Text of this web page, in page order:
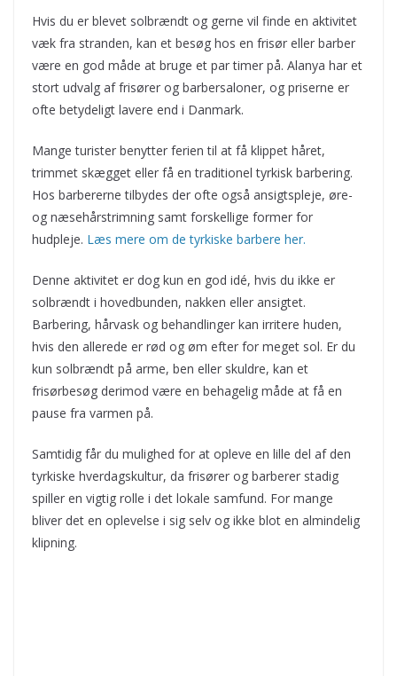
Hvis du er blevet solbrændt og gerne vil finde en aktivitet
væk fra stranden, kan et besøg hos en frisør eller barber
være en god måde at bruge et par timer på. Alanya har et
stort udvalg af frisører og barbersaloner, og priserne er
ofte betydeligt lavere end i Danmark.
Mange turister benytter ferien til at få klippet håret,
trimmet skægget eller få en traditionel tyrkisk barbering.
Hos barbererne tilbydes der ofte også ansigtspleje, øre-
og næsehårstrimning samt forskellige former for
hudpleje. Læs mere om de tyrkiske barbere her.
Denne aktivitet er dog kun en god idé, hvis du ikke er
solbrændt i hovedbunden, nakken eller ansigtet.
Barbering, hårvask og behandlinger kan irritere huden,
hvis den allerede er rød og øm efter for meget sol. Er du
kun solbrændt på arme, ben eller skuldre, kan et
frisørbesøg derimod være en behagelig måde at få en
pause fra varmen på.
Samtidig får du mulighed for at opleve en lille del af den
tyrkiske hverdagskultur, da frisører og barberer stadig
spiller en vigtig rolle i det lokale samfund. For mange
bliver det en oplevelse i sig selv og ikke blot en almindelig
klipning.